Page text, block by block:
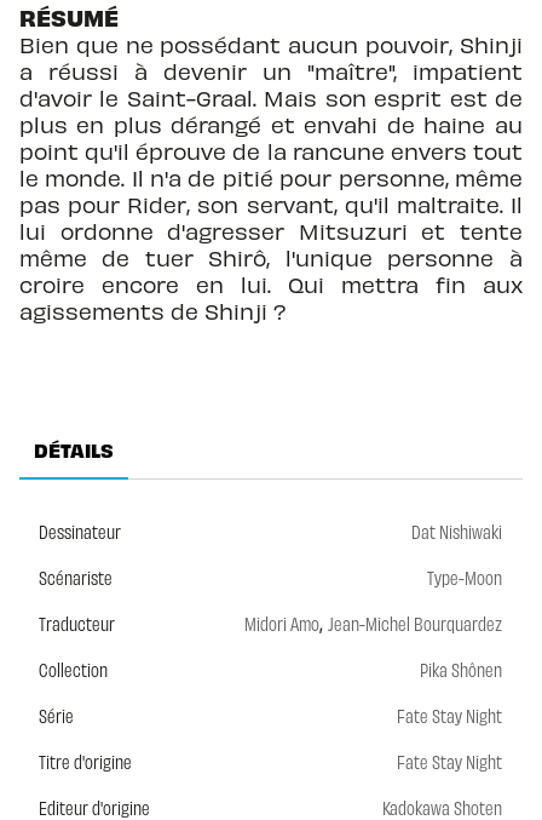
RÉSUMÉ
Bien que ne possédant aucun pouvoir, Shinji
a réussi à devenir un "maître", impatient
d'avoir le Saint-Graal. Mais son esprit est de
plus en plus dérangé et envahi de haine au
point qu'il éprouve de la rancune envers tout
le monde. Il n'a de pitié pour personne, même
pas pour Rider, son servant, qu'il maltraite. Il
lui ordonne d'agresser Mitsuzuri et tente
même de tuer Shirô, l'unique personne à
croire encore en lui. Qui mettra fin aux
agissements de Shinji ?
DÉTAILS
Dessinateur
Dat Nishiwaki
Scénariste
Type-Moon
Traducteur
Midori Amo, Jean-Michel Bourquardez
Collection
Pika Shônen
Série
Fate Stay Night
Titre d'origine
Fate Stay Night
Editeur d'origine
Kadokawa Shoten